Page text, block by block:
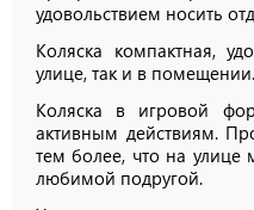
удовольствием носить
Коляска компактная,
улице, так и в
Коляска в игровой
активным действиям.
тем более, что на улице
любимой подругой.